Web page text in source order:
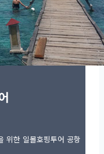
위한 일몰호핑투어 공항